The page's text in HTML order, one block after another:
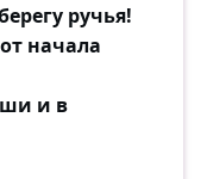
ручья!
начала
и в